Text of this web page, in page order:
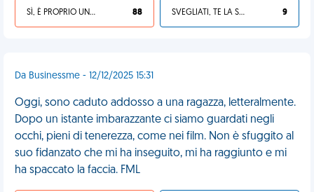
SÌ, È PROPRIO UNA VDM! 88 SVEGLIATI, TE LA SEI CERCATA! 9
Da Businessme - 12/12/2025 15:31
Oggi, sono caduto addosso a una ragazza, letteralmente.
Dopo un istante imbarazzante ci siamo guardati negli
occhi, pieni di tenerezza, come nei film. Non è sfuggito al
suo fidanzato che mi ha inseguito, mi ha raggiunto e mi
ha spaccato la faccia. FML